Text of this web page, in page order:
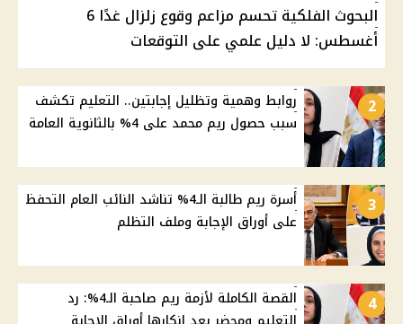
البحوث الفلكية تحسم مزاعم وقوع زلزال غدًا 6
أغسطس: لا دليل علمي على التوقعات
2
روابط وهمية وتظليل إجابتين.. التعليم تكشف
سبب حصول ريم محمد على 4% بالثانوية العامة
3
أسرة ريم طالبة الـ4% تناشد النائب العام التحفظ
على أوراق الإجابة وملف التظلم
4
القصة الكاملة لأزمة ريم صاحبة الـ4%: رد